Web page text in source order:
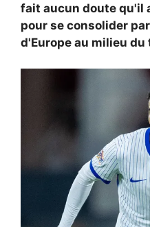
fait aucun doute qu'il
pour se consolider
d'Europe au milieu du